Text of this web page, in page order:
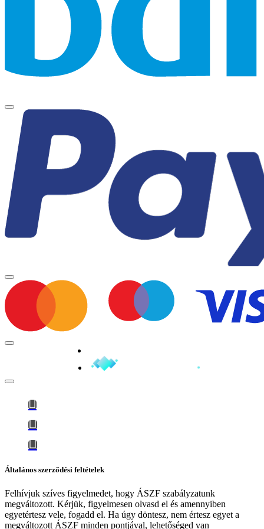
Általános szerződési feltételek
Felhívjuk szíves figyelmedet, hogy ÁSZF szabályzatunk
megváltozott. Kérjük, figyelmesen olvasd el és amennyiben
egyetértesz vele, fogadd el. Ha úgy döntesz, nem értesz egyet a
megváltozott ÁSZF minden pontjával, lehetőséged van